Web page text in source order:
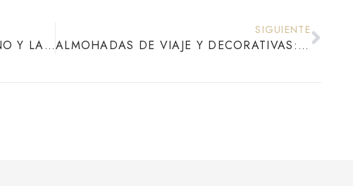
PROBLEMAS COMUNES DEL SUEÑO Y LA IMPORTANCIA DE UN COLCHÓN Y ALMOHADA ADECUADOS
SIGUIENTE
ALMOHADAS DE VIAJE Y DECORATIVAS: COMODIDAD Y ESTILO EN CUALQUIER LUGAR